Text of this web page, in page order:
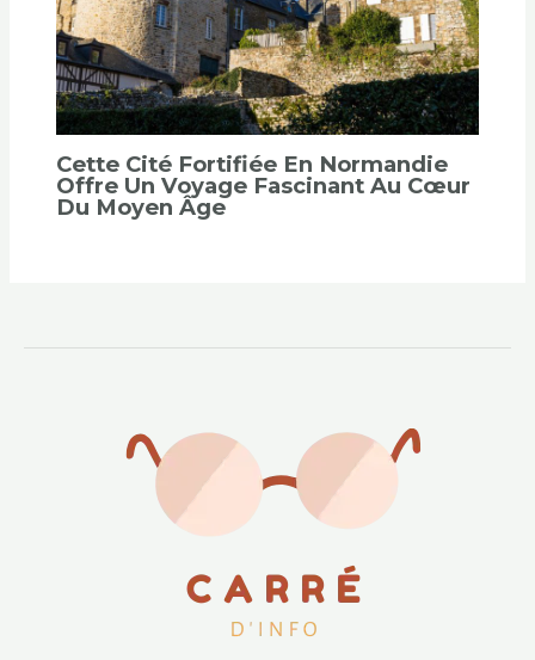
Cette Cité Fortifiée En Normandie
Offre Un Voyage Fascinant Au Cœur
Du Moyen Âge